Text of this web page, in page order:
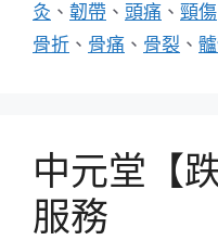
灸 、 韌帶 、 頭痛 、 頸傷
骨折 、 骨痛 、 骨裂 、
中元堂【
服務